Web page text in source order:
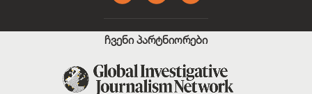
ჩვენი პარტნიორები